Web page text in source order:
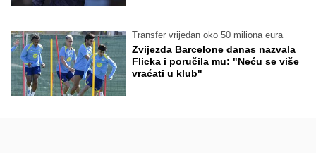
Transfer vrijedan oko 50 miliona eura
Zvijezda Barcelone danas nazvala
Flicka i poručila mu: "Neću se više
vraćati u klub"